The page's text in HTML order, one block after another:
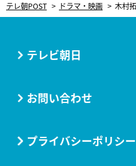
テレ朝POST ドラマ・映画
テレビ朝日
お問い合わせ
プライバシーポリシー